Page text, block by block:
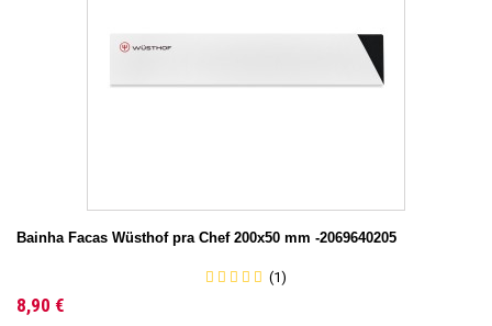
Bainha Facas Wüsthof pra Chef 200x50 mm -2069640205
(1)
8,90 €